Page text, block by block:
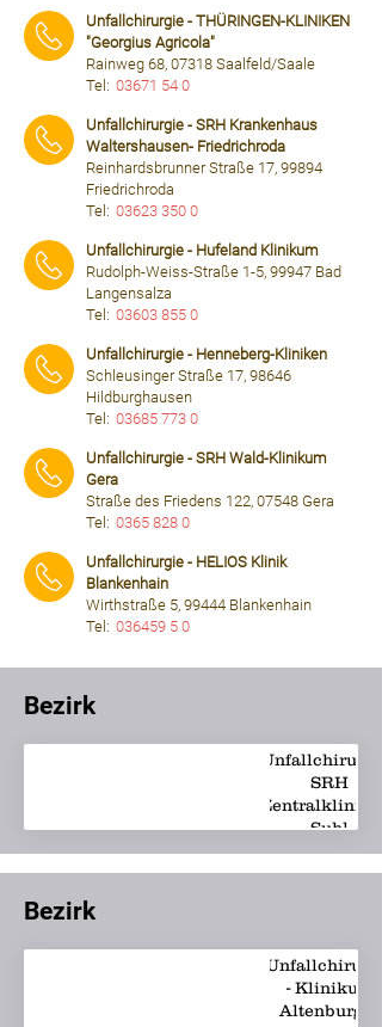
Unfallchirurgie - THÜRINGEN-KLINIKEN
"Georgius Agricola"
Rainweg 68, 07318 Saalfeld/Saale
Tel: 03671 54 0
Unfallchirurgie - SRH Krankenhaus
Waltershausen- Friedrichroda
Reinhardsbrunner Straße 17, 99894
Friedrichroda
Tel: 03623 350 0
Unfallchirurgie - Hufeland Klinikum
Rudolph-Weiss-Straße 1-5, 99947 Bad
Langensalza
Tel: 03603 855 0
Unfallchirurgie - Henneberg-Kliniken
Schleusinger Straße 17, 98646
Hildburghausen
Tel: 03685 773 0
Unfallchirurgie - SRH Wald-Klinikum
Gera
Straße des Friedens 122, 07548 Gera
Tel: 0365 828 0
Unfallchirurgie - HELIOS Klinik
Blankenhain
Wirthstraße 5, 99444 Blankenhain
Tel: 036459 5 0
Bezirk
Unfallchirurgie
SRH
Suhl
Bezirk
- Klinikum
Altenburger